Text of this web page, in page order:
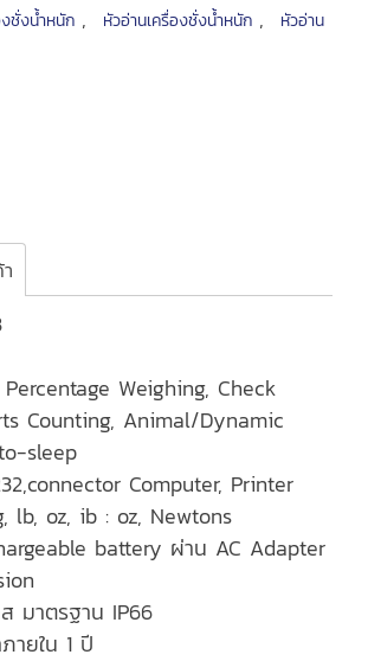
งชั่งน้ำหนัก , หัวอ่านเครื่องชั่งน้ำหนัก ,
หัวอ่าน
Weighing, Check
Counting, Animal/Dynamic
sleep
Computer, Printer
lb, oz, ib : oz, Newtons
battery ผ่าน AC Adapter
มาตรฐาน IP66
ายใน 1 ปี